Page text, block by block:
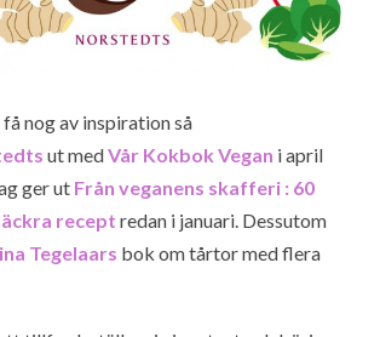
nog av inspiration så
ut medVår Kokbok Vegan i april
ger ut Från veganens skafferi : 60
recept redan i januari. Dessutom
Tegelaars bok om tårtor med flera